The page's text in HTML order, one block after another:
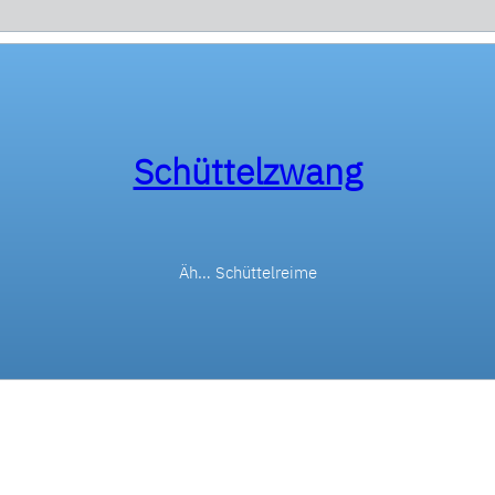
Schüttelzwang
Äh… Schüttelreime